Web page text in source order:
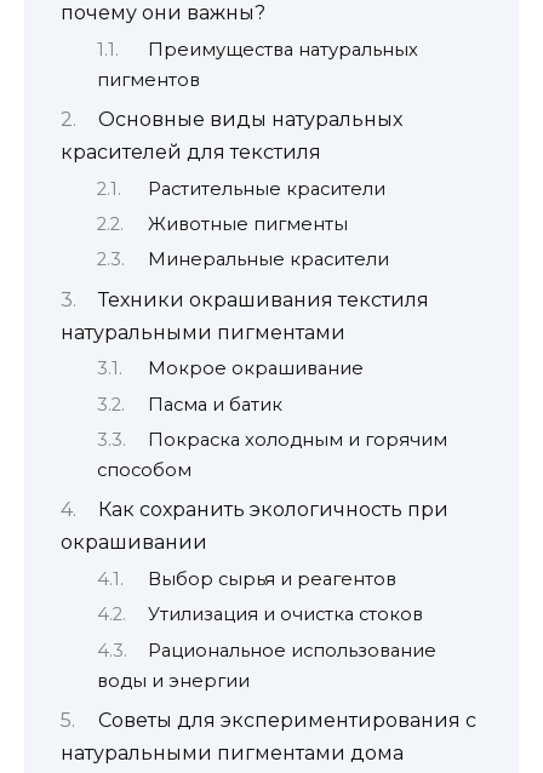
почему они важны?
Преимущества натуральных
пигментов
Основные виды натуральных
красителей для текстиля
Растительные красители
Животные пигменты
Минеральные красители
Техники окрашивания текстиля
натуральными пигментами
Мокрое окрашивание
Пасма и батик
Покраска холодным и горячим
способом
Как сохранить экологичность при
окрашивании
Выбор сырья и реагентов
Утилизация и очистка стоков
Рациональное использование
воды и энергии
Советы для экспериментирования с
натуральными пигментами дома